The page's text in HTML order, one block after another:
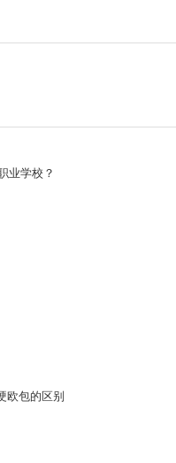
业学校？
欧包的区别